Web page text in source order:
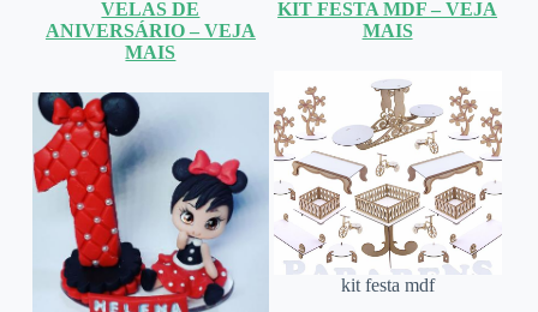
VELAS DE
ANIVERSÁRIO – VEJA
MAIS
KIT FESTA MDF – VEJA
MAIS
kit festa mdf